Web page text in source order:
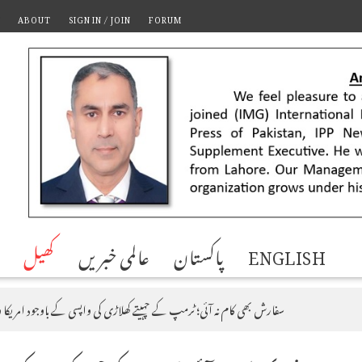
ABOUT SIGN IN / JOIN FORUM
کھیل عالمی خبریں پاکستان ENGLISH
سفارش بھی کام نہ آئی؛ ٹرمپ کے چہیتے کھلاڑی کی واپسی کے باوجود